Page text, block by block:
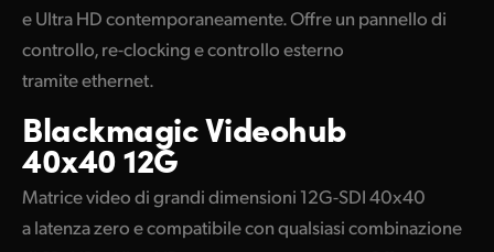
e Ultra HD contemporaneamente. Offre un pannello di
controllo, re-clocking e controllo esterno
tramite ethernet.
BlackmagicVideohub
40x40 12G
Matrice video di grandi dimensioni 12G-SDI 40x40
a latenza zero e compatibile con qualsiasi combinazione